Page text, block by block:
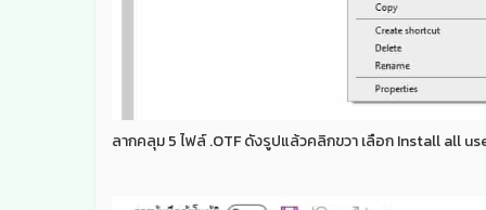
ลากคลุม 5 ไฟล์ .OTF ดังรูปแล้วคลิกขวา เลือก Install all